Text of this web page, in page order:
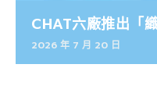
CHAT六廠推出「
2026 年 7 月 20 日